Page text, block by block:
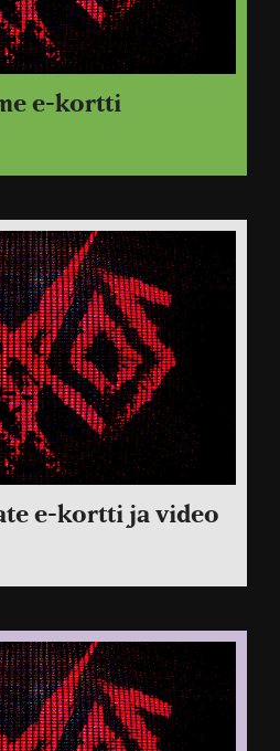
e-kortti
e-kortti ja video